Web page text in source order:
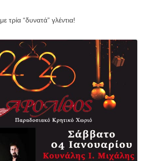
με τρία “δυνατά” γλέντια!